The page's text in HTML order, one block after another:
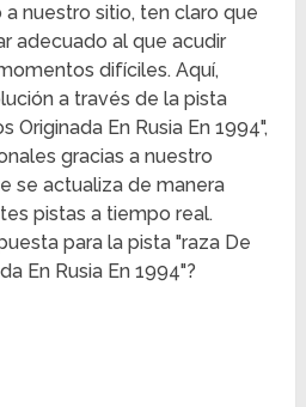
nuestro sitio, ten claro que
adecuado al que acudir
difíciles. Aquí,
a través de la pista
Originada En Rusia En 1994",
gracias a nuestro
se actualiza de manera
pistas a tiempo real.
para la pista "raza De
En Rusia En 1994"?